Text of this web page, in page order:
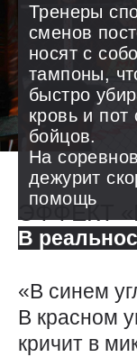
Тренеры
сменов
носят с
тампоны,
быстро
кровь и пот
бойцов.
На
дежурит
помощь
ЭФФЕКТ
В
«В синем
В красном
кричит в